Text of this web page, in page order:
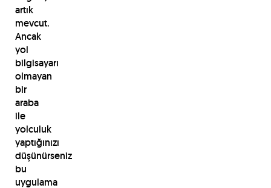
artık
mevcut.
Ancak
yol
bilgisayarı
olmayan
bir
araba
ile
yolculuk
yaptığınızı
düşünürseniz
bu
uygulama